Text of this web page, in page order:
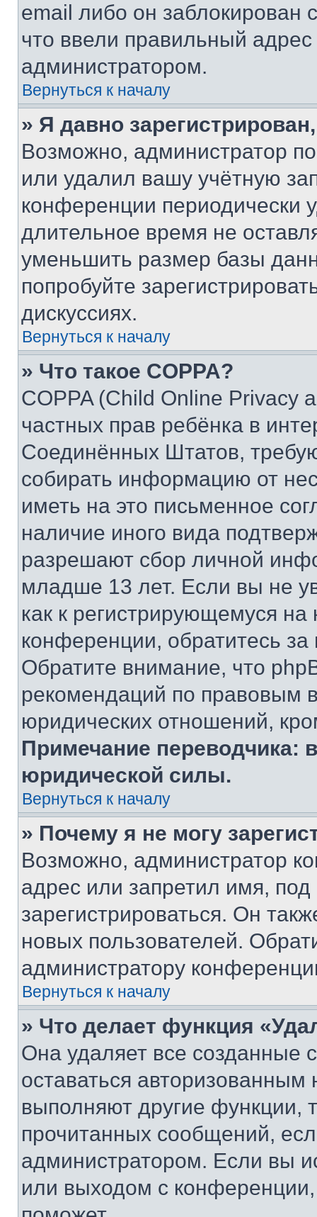
email либо он
что ввели правильный адрес
администратором.
Вернуться к началу
» Я давно
Возможно, администратор
или удалил вашу учётную
конференции периодически
длительное время не
уменьшить размер базы
попробуйте
дискуссиях.
Вернуться к началу
» Что такое COPPA?
COPPA (Child Online Privacy
частных прав ребёнка в
Соединённых Штатов,
собирать информацию от
иметь на это письменное
наличие иного вида
разрешают сбор личной
младше 13 лет. Если вы не
как к регистрирующемуся
конференции, обратитесь
Обратите внимание, что
рекомендаций по правовым
юридических отношений,
Примечание переводчика:
юридической силы.
Вернуться к началу
» Почему я не могу
Возможно, администратор
адрес или запретил имя,
зарегистрироваться. Он
новых пользователей.
администратору
Вернуться к началу
» Что делает функция
Она удаляет все созданные
оставаться
выполняют другие функции,
прочитанных сообщений,
администратором. Если вы
или выходом с